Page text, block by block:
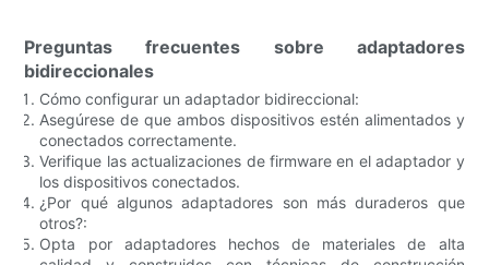
Preguntas frecuentes sobre adaptadores
bidireccionales
Cómo configurar un adaptador bidireccional:
Asegúrese de que ambos dispositivos estén alimentados y
conectados correctamente.
Verifique las actualizaciones de firmware en el adaptador y
los dispositivos conectados.
¿Por qué algunos adaptadores son más duraderos que
otros?:
Opta por adaptadores hechos de materiales de alta